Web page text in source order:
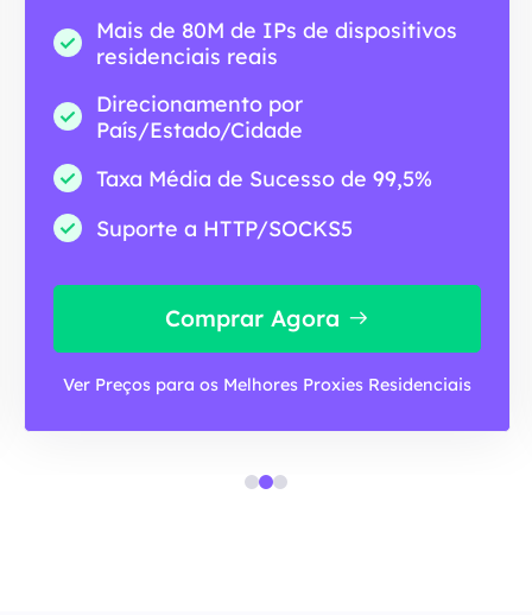
Mais de 80M de IPs de dispositivos
residenciais reais
Direcionamento por
País/Estado/Cidade
Taxa Média de Sucesso de 99,5%
Suporte a HTTP/SOCKS5
Comprar Agora
Ver Preços para os Melhores Proxies Residenciais